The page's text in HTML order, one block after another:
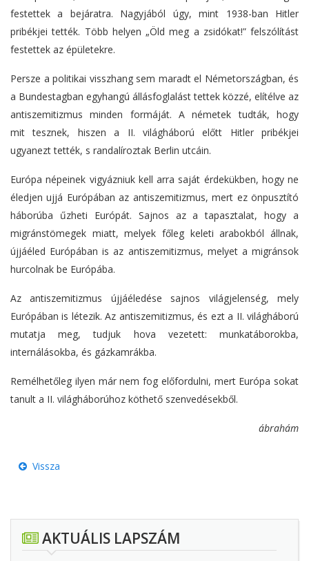
festettek a bejáratra. Nagyjából úgy, mint 1938-ban Hitler
pribékjei tették. Több helyen „Öld meg a zsidókat!” felszólítást
festettek az épületekre.
Persze a politikai visszhang sem maradt el Németországban, és
a Bundestagban egyhangú állásfoglalást tettek közzé, elítélve az
antiszemitizmus minden formáját. A németek tudták, hogy
mit tesznek, hiszen a II. világháború előtt Hitler pribékjei
ugyanezt tették, s randalíroztak Berlin utcáin.
Európa népeinek vigyázniuk kell arra saját érdekükben, hogy ne
éledjen ujjá Európában az antiszemitizmus, mert ez önpusztító
háborúba űzheti Európát. Sajnos az a tapasztalat, hogy a
migránstömegek miatt, melyek főleg keleti arabokból állnak,
újjáéled Európában is az antiszemitizmus, melyet a migránsok
hurcolnak be Európába.
Az antiszemitizmus újjáéledése sajnos világjelenség, mely
Európában is létezik. Az antiszemitizmus, és ezt a II. világháború
mutatja meg, tudjuk hova vezetett: munkatáborokba,
internálásokba, és gázkamrákba.
Remélhetőleg ilyen már nem fog előfordulni, mert Európa sokat
tanult a II. világháborúhoz köthető szenvedésekből.
ábrahám
Vissza
AKTUÁLIS LAPSZÁM